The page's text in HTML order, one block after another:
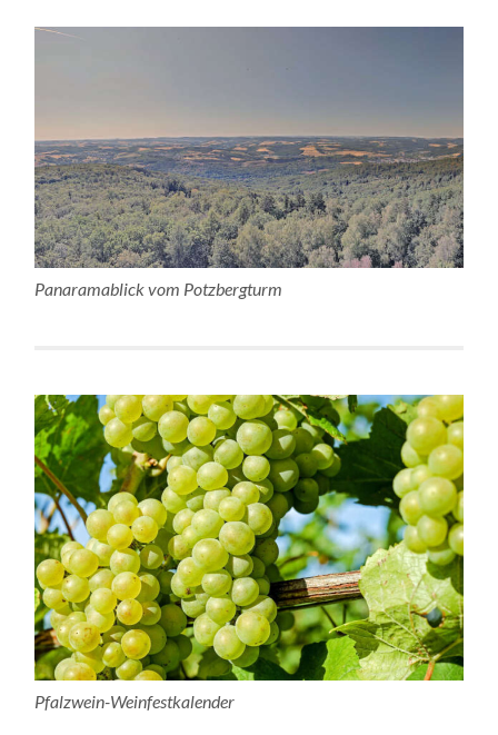
Panaramablick vom Potzbergturm
Pfalzwein-Weinfestkalender